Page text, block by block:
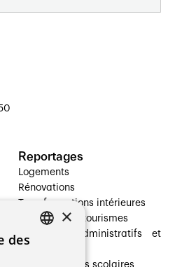
Reportages
Logements
Rénovations
Transformations intérieures
Hôtelleries et tourismes
Bâtiments administratifs et
Établissements scolaires
×
des